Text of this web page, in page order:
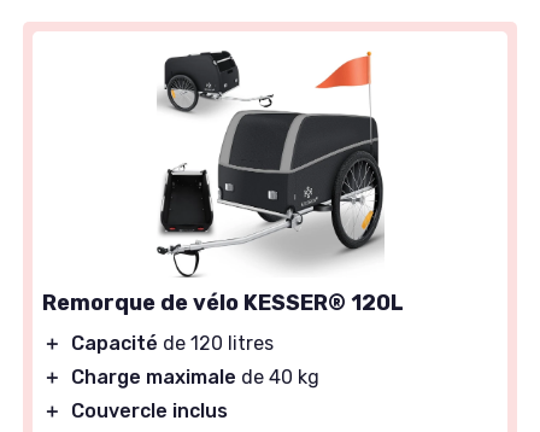
Remorque de vélo KESSER® 120L
＋ Capacité de 120 litres
＋
Charge maximale de 40 kg
＋
Couvercle inclus